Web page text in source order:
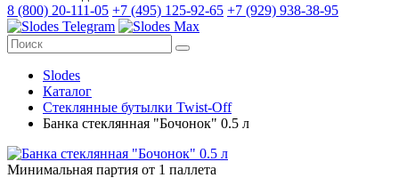
8 (800) 20-111-05 +7 (495) 125-92-65 +7 (929) 938-38-95
Slodes
Каталог
Стеклянные бутылки Twist-Off
Банка стеклянная "Бочонок" 0.5 л
Минимальная партия от 1 паллета